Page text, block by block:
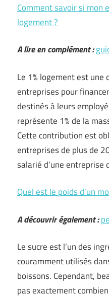
Comment savoir si mon
logement ?
A lire en complément :
Le 1% logement est
entreprises pour
destinés à leurs
représente 1% de la
Cette contribution est
entreprises de plus de
salarié d’une
Quel est le poids d’un
A découvrir également :
Le sucre est l’un des
couramment utilisés
boissons. Cependant,
pas exactement